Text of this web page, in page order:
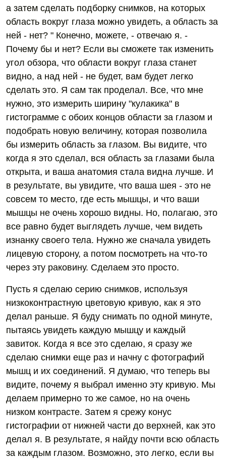
а затем сделать подборку снимков, на которых
область вокруг глаза можно увидеть, а область за
ней - нет? " Конечно, можете, - отвечаю я. -
Почему бы и нет? Если вы сможете так изменить
угол обзора, что области вокруг глаза станет
видно, а над ней - не будет, вам будет легко
сделать это. Я сам так проделал. Все, что мне
нужно, это измерить ширину "кулакика" в
гистограмме с обоих концов области за глазом и
подобрать новую величину, которая позволила
бы измерить область за глазом. Вы видите, что
когда я это сделал, вся область за глазами была
открыта, и ваша анатомия стала видна лучше. И
в результате, вы увидите, что ваша шея - это не
совсем то место, где есть мышцы, и что ваши
мышцы не очень хорошо видны. Но, полагаю, это
все равно будет выглядеть лучше, чем видеть
изнанку своего тела. Нужно же сначала увидеть
лицевую сторону, а потом посмотреть на что-то
через эту раковину. Сделаем это просто.
Пусть я сделаю серию снимков, используя
низкоконтрастную цветовую кривую, как я это
делал раньше. Я буду снимать по одной минуте,
пытаясь увидеть каждую мышцу и каждый
завиток. Когда я все это сделаю, я сразу же
сделаю снимки еще раз и начну с фотографий
мышц и их соединений. Я думаю, что теперь вы
видите, почему я выбрал именно эту кривую. Мы
делаем примерно то же самое, но на очень
низком контрасте. Затем я срежу конус
гистографии от нижней части до верхней, как это
делал я. В результате, я найду почти всю область
за каждым глазом. Возможно, это легко, если вы